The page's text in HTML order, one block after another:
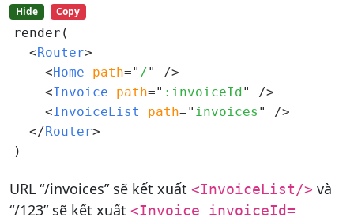
Hide Copy
render(
<Router>
<Home path=" /"
/>
<Invoice path=" :invoiceId"
/>
<InvoiceList path=" invoices "
/>
</Router>
URL “/invoices” sẽ kết xuất <InvoiceList/> và
“/123” sẽ kết xuất <Invoice invoiceId=